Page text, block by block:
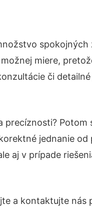
miere,
či
Potom
jednanie
aj v prípade
a kontaktujte nás